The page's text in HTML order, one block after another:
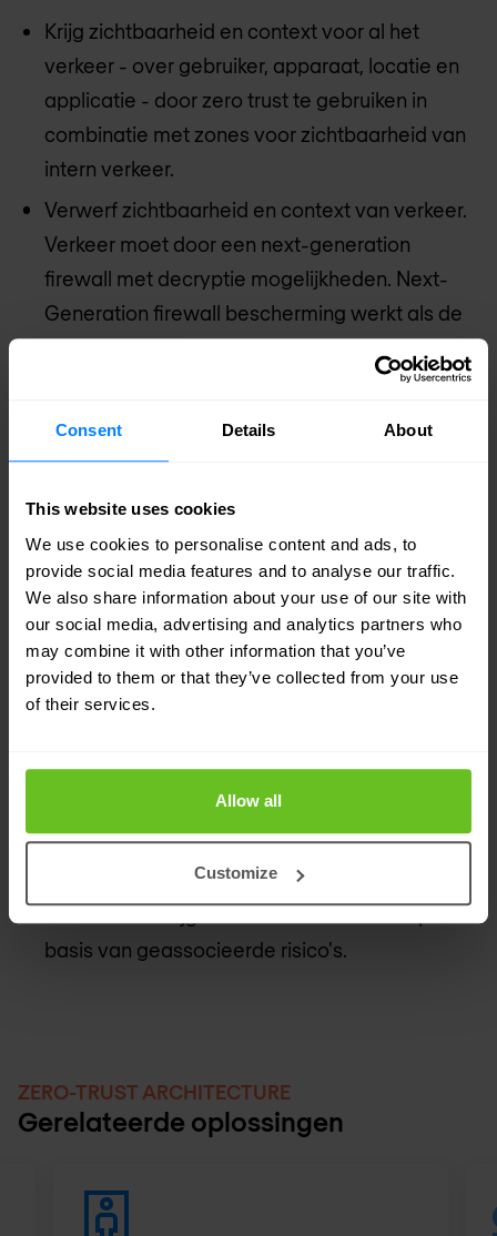
Consent Details About
This website uses cookies
We use cookies to personalise content and ads, to
provide social media features and to analyse our traffic.
We also share information about your use of our site with
our social media, advertising and analytics partners who
may combine it with other information that you’ve
provided to them or that they’ve collected from your use
of their services.
Allow all
Customize
Krijg zichtbaarheid en context voor al het
verkeer - over gebruiker, apparaat, locatie en
applicatie - door zero trust te gebruiken in
combinatie met zones voor zichtbaarheid van
intern verkeer.
Verwerf zichtbaarheid en context van verkeer.
Verkeer moet door een next-generation
firewall met decryptie mogelijkheden. Next-
Generation firewall bescherming werkt als de
'grensbewaking' binnen je organisatie en
maakt micro-segmentatie van perimeters
Beschik over de mogelijkheid om verkeer te
kruist.
VoegMulti-Factor Authentication (MFA)toe of
andere verificatiemethoden zoals
biometrische verificatie, die de mogelijkheid
om gebruikers te verifiëren vergroten.
om bedrijfsprocessen, gegevensstromen,
gebruikers, gegevens, en bijbehorende risico's
in kaart te brengen. Het helpt ook om
beleidsregels op te stellen die bij elke iteratie
basis van geassocieerde risico's.
ZERO-TRUST ARCHITECTURE
Gerelateerde oplossingen